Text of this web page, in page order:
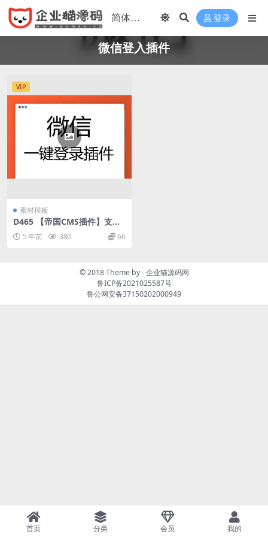
登录
微信登入插件
VIP
素材模板
D465 【帝国CMS插件】支持
7.0 7.2 7.5 UTF-8 微信登入插
件 一键登入 简单便捷 傻瓜式
5 年前 380 66
© 2018 Theme by -企业猫源码网
鲁ICP备2021025587号
鲁公网安备37150202000949
首页 分类 会员 我的